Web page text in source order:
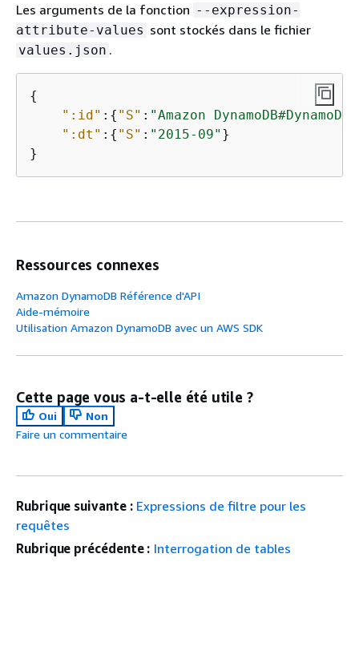
Les arguments de la fonction --expression-
attribute-values sont stockés dans le fichier
values.json .
{
":id" : { "S" : "Amazon
":dt" : { "S" : "2015-09" }
}
Ressources connexes
Amazon DynamoDB Référence d'API
Aide-mémoire
Utilisation Amazon DynamoDB avec un AWS SDK
Cette page vous a-t-elle été utile ?
Oui
Non
Faire un commentaire
Rubrique suivante : Expressions de filtre pour les
requêtes
Rubrique précédente : Interrogation de tables